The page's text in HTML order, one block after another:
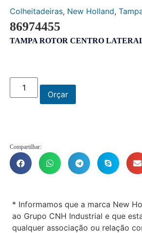
Colheitadeiras, New Holland,
86974455
TAMPA ROTOR CENTRO
Orçar
Compartilhar:
* Informamos que a marca New
ao Grupo CNH Industrial e que
qualquer associação ou relação